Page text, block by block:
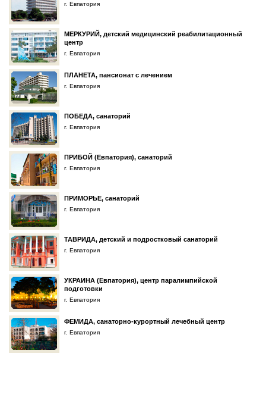
г. Евпатория
МЕРКУРИЙ, детский медицинский реабилитационный
центр
г. Евпатория
ПЛАНЕТА, пансионат с лечением
г. Евпатория
ПОБЕДА, санаторий
г. Евпатория
ПРИБОЙ (Евпатория), санаторий
г. Евпатория
ПРИМОРЬЕ, санаторий
г. Евпатория
ТАВРИДА, детский и подростковый санаторий
г. Евпатория
УКРАИНА (Евпатория), центр паралимпийской
подготовки
г. Евпатория
ФЕМИДА, санаторно-курортный лечебный центр
г. Евпатория